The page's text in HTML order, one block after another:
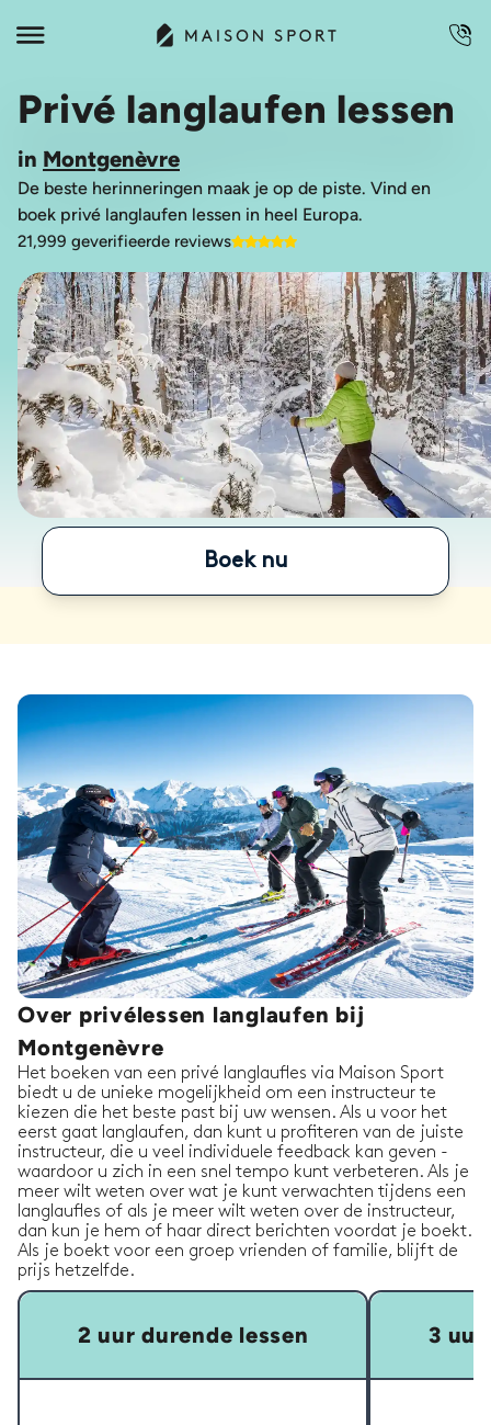
Privé langlaufen lessen
in Montgenèvre
De beste herinneringen maak je op de piste. Vind en
boek privé langlaufen lessen in heel Europa.
21,999 geverifieerde reviews
Boek nu
Over privélessen langlaufen bij
Montgenèvre
Het boeken van een privé langlaufles via Maison Sport
biedt u de unieke mogelijkheid om een instructeur te
kiezen die het beste past bij uw wensen. Als u voor het
eerst gaat langlaufen, dan kunt u profiteren van de juiste
instructeur, die u veel individuele feedback kan geven -
waardoor u zich in een snel tempo kunt verbeteren. Als je
meer wilt weten over wat je kunt verwachten tijdens een
langlaufles of als je meer wilt weten over de instructeur,
dan kun je hem of haar direct berichten voordat je boekt.
Als je boekt voor een groep vrienden of familie, blijft de
prijs hetzelfde.
2 uur durende lessen 3 uur